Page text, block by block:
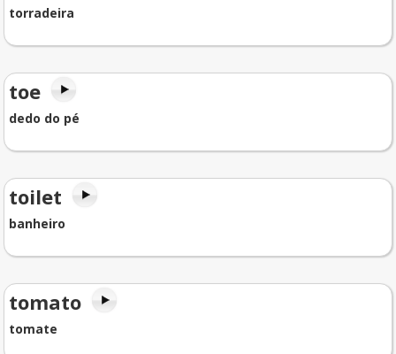
torradeira
toe
dedo do pé
toilet
banheiro
tomato
tomate